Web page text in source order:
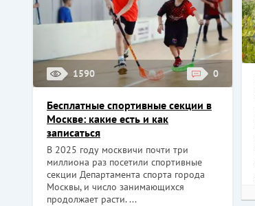
1590 0
Бесплатные спортивные секции в
Москве: какие есть и как
записаться
В 2025 году москвичи почти три
миллиона раз посетили спортивные
секции Департамента спорта города
Москвы, и число занимающихся
продолжает расти. ...